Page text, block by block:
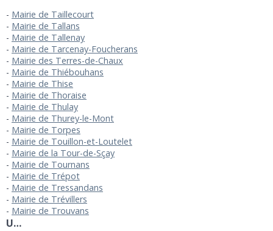
Mairie de Taillecourt
Mairie de Tallans
Mairie de Tallenay
Mairie de Tarcenay-Foucherans
Mairie des Terres-de-Chaux
Mairie de Thiébouhans
Mairie de Thise
Mairie de Thoraise
Mairie de Thulay
Mairie de Thurey-le-Mont
Mairie de Torpes
Mairie de Touillon-et-Loutelet
Mairie de la Tour-de-Sçay
Mairie de Tournans
Mairie de Trépot
Mairie de Tressandans
Mairie de Trévillers
Mairie de Trouvans
U…